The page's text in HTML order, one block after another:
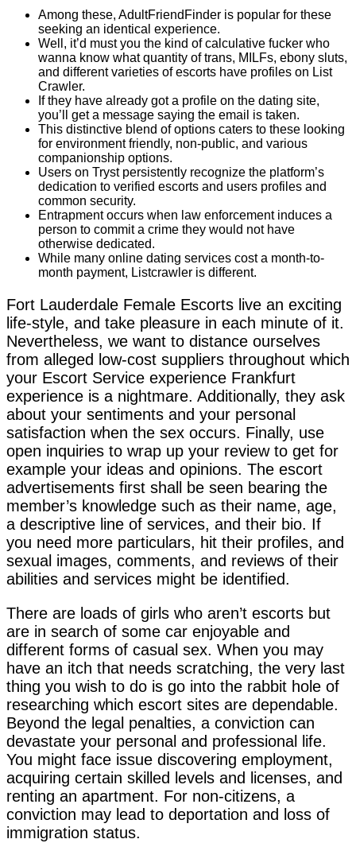
Among these, AdultFriendFinder is popular for these
seeking an identical experience.
Well, it’d must you the kind of calculative fucker who
wanna know what quantity of trans, MILFs, ebony sluts,
and different varieties of escorts have profiles on List
Crawler.
If they have already got a profile on the dating site,
you’ll get a message saying the email is taken.
This distinctive blend of options caters to these looking
for environment friendly, non-public, and various
companionship options.
Users on Tryst persistently recognize the platform’s
dedication to verified escorts and users profiles and
common security.
Entrapment occurs when law enforcement induces a
person to commit a crime they would not have
otherwise dedicated.
While many online dating services cost a month-to-
month payment, Listcrawler is different.
Fort Lauderdale Female Escorts live an exciting
life-style, and take pleasure in each minute of it.
Nevertheless, we want to distance ourselves
from alleged low-cost suppliers throughout which
your Escort Service experience Frankfurt
experience is a nightmare. Additionally, they ask
about your sentiments and your personal
satisfaction when the sex occurs. Finally, use
open inquiries to wrap up your review to get for
example your ideas and opinions. The escort
advertisements first shall be seen bearing the
member’s knowledge such as their name, age,
a descriptive line of services, and their bio. If
you need more particulars, hit their profiles, and
sexual images, comments, and reviews of their
abilities and services might be identified.
There are loads of girls who aren’t escorts but
are in search of some car enjoyable and
different forms of casual sex. When you may
have an itch that needs scratching, the very last
thing you wish to do is go into the rabbit hole of
researching which escort sites are dependable.
Beyond the legal penalties, a conviction can
devastate your personal and professional life.
You might face issue discovering employment,
acquiring certain skilled levels and licenses, and
renting an apartment. For non-citizens, a
conviction may lead to deportation and loss of
immigration status.